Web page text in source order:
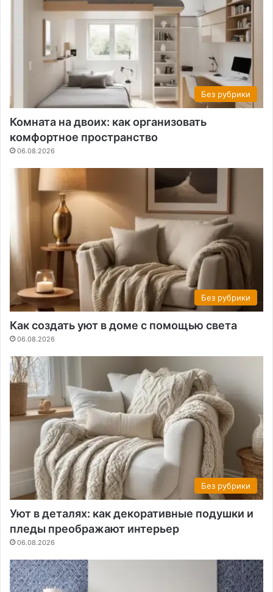
Без рубрики
Комната на двоих: как организовать
комфортное пространство
06.08.2026
Без рубрики
Как создать уют в доме с помощью света
06.08.2026
Без рубрики
Уют в деталях: как декоративные подушки и
пледы преображают интерьер
06.08.2026